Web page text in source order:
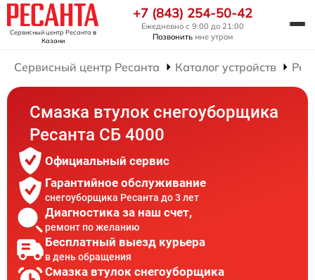
Сервисный центр Ресанта в
Казани
+7 (843) 254-50-42
Ежедневно с 9:00 до 21:00
Позвонить мне утром
Сервисный центр Ресанта Каталог устройств
Смазка втулок снегоуборщика
Ресанта СБ 4000
Официальный сервис
Гарантийное обслуживание
снегоуборщика Ресанта до 3 лет
Диагностика за наш счет,
ремонт по желанию
Бесплатный выезд курьера
в день обращения
Смазка втулок снегоуборщика